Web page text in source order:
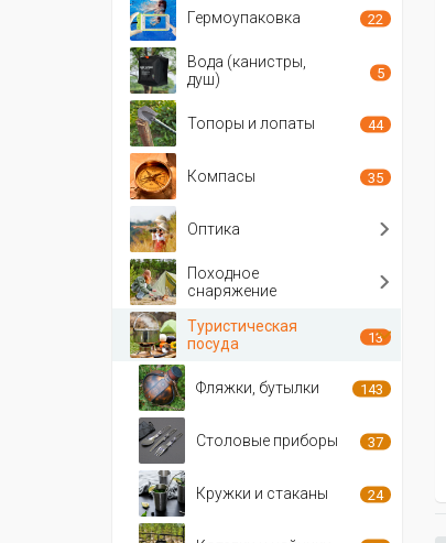
Гермоупаковка 22
Вода (канистры,
душ)
5
Топоры и лопаты 44
Компасы 35
Оптика
Походное
снаряжение
Туристическая
посуда
13
Фляжки, бутылки 143
Столовые приборы 37
Кружки и стаканы 24